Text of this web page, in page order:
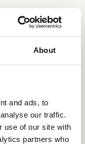
About
and ads, to
our traffic.
use of our site with
partners who